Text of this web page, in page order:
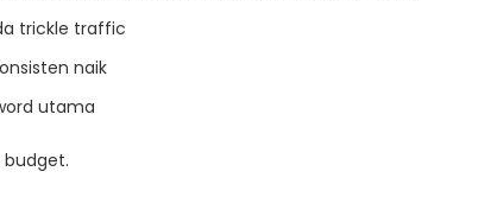
trickle traffic
naik
utama